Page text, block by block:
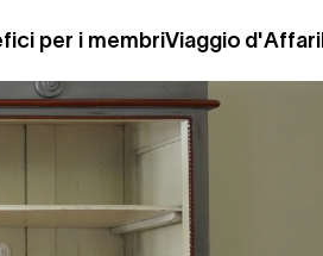
per i membriViaggio d'Affari